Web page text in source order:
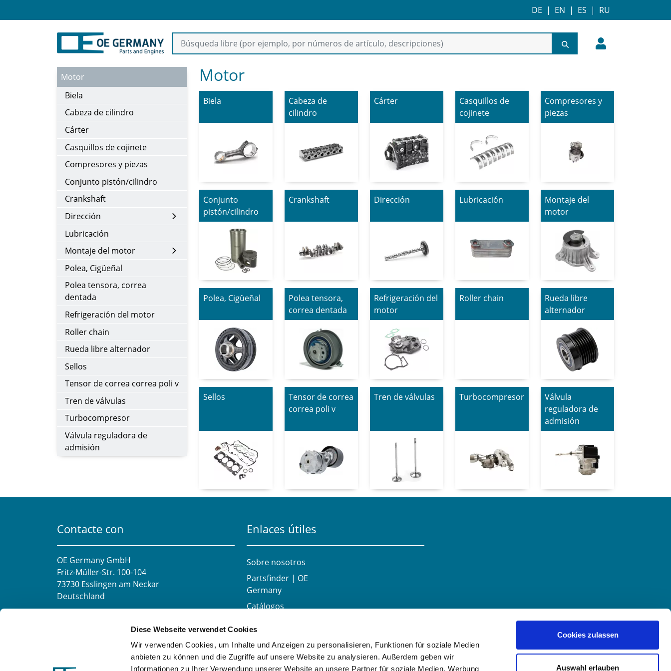
Diese Webseite verwendet Cookies
Wir verwenden Cookies, um Inhalte und Anzeigen zu personalisieren, Funktionen für soziale Medien
anbieten zu können und die Zugriffe auf unsere Website zu analysieren. Außerdem geben wir
Informationen zu Ihrer Verwendung unserer Website an unsere Partner für soziale Medien, Werbung
Cookies zulassen
Auswahl erlauben
DE | EN | ES | RU
Motor
Biela
Cabeza de cilindro
Cárter
Casquillos de cojinete
Compresores y piezas
Conjunto pistón/cilindro
Crankshaft
Dirección
Lubricación
Montaje del motor
Polea, Cigüeñal
Polea tensora, correa
dentada
Refrigeración del motor
Roller chain
Rueda libre alternador
Sellos
Tensor de correa correa poli v
Tren de válvulas
Turbocompresor
Válvula reguladora de
admisión
Motor
Biela
Cabeza de
cilindro
Cárter
Casquillos de
cojinete
Compresores y
piezas
Conjunto
pistón/cilindro
Crankshaft Dirección Lubricación
Montaje del
motor
Polea, Cigüeñal
Polea tensora,
correa dentada
Refrigeración del
motor
Roller chain
Rueda libre
alternador
Sellos
Tensor de correa
correa poli v
Tren de válvulas Turbocompresor
Válvula
reguladora de
admisión
Contacte con
OE Germany GmbH
Fritz-Müller-Str. 100-104​
73730 Esslingen am Neckar​
Deutschland
Mo-Fr 8:00-16:00 Uhr
+49 711 6276980
Fax:+49 711 62769851
Enlaces útiles
Sobre nosotros
Partsfinder | OE
Germany
Catálogos